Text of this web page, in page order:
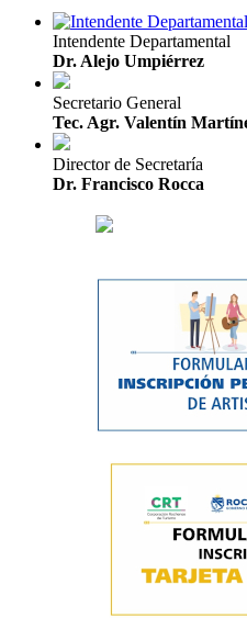
Intendente Departamental
Dr. Alejo Umpiérrez
Secretario General
Tec. Agr. Valentín
Director de Secretaría
Dr. Francisco Rocca